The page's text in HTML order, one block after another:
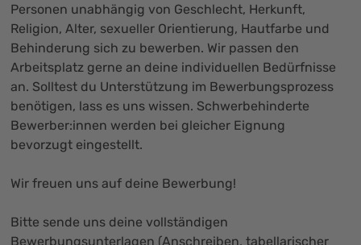
Personen unabhängig von Geschlecht, Herkunft,
Religion, Alter, sexueller Orientierung, Hautfarbe und
Behinderung sich zu bewerben. Wir passen den
Arbeitsplatz gerne an deine individuellen Bedürfnisse
an. Solltest du Unterstützung im Bewerbungsprozess
benötigen, lass es uns wissen. Schwerbehinderte
Bewerber:innen werden bei gleicher Eignung
bevorzugt eingestellt.
Wir freuen uns auf deine Bewerbung!
Bitte sende uns deine vollständigen
Bewerbungsunterlagen (Anschreiben, tabellarischer